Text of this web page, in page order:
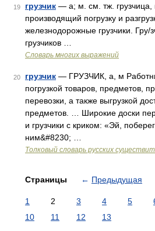
19 грузчик — а; м. см. тж. грузчица,
производящий погрузку и
железнодорожные грузчики. Гру/
грузчиков …
Словарь многих выражений
20 грузчик — ГРУЗЧИК, а, м
погрузкой товаров, предметов,
перевозки, а также выгрузкой
предметов. … Широкие доски
и грузчики с криком: «Эй,
ним&#8230; …
Толковый словарь русских
Страницы ← Предыдущая
1 2 3 4 5
10
11 12 13